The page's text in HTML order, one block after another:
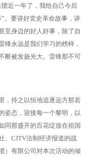
近一年了，我给自己今后
。要讲好党史革命故事，讲
至身边的好人好事，除了自
锋永远是我们学习的榜样，
断被发扬光大。雷锋那不可
，持之以恒地追逐远方那若
姿态，迎接每一个黎明，以
同那盛开的百花绽放在祖国
、CJTV法制经济报道的战
）有限公司对本次活动的倾